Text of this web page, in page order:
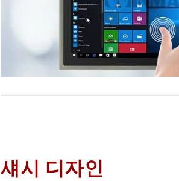
섀시 디자인